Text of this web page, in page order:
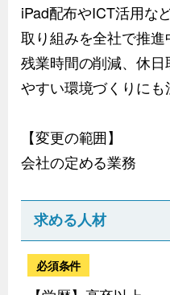
iPad配布やICT活用な
取り組みを全社で推進
残業時間の削減、休
やすい環境づくりにも
【変更の範囲】
会社の定める業務
求める人材
必須条件